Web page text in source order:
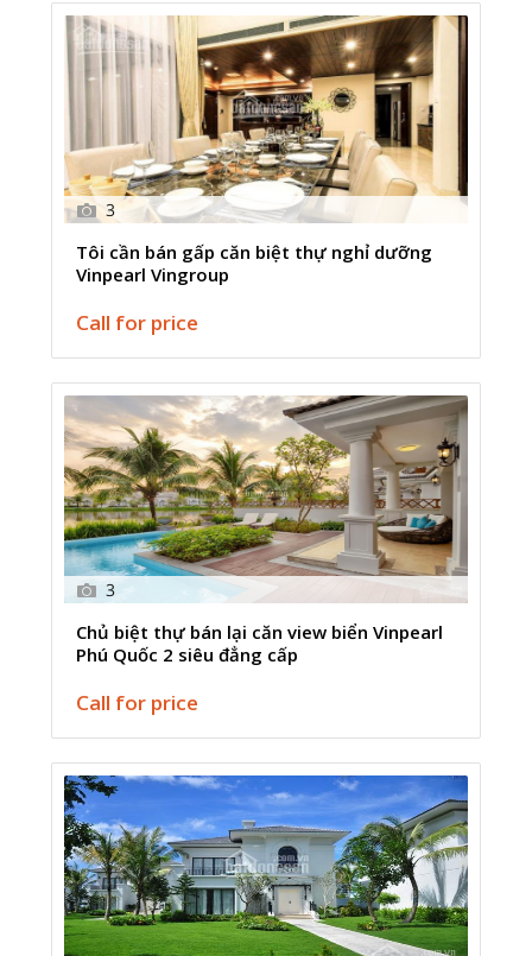
3
Tôi cần bán gấp căn biệt thự nghỉ dưỡng
Vinpearl Vingroup
Call for price
3
Chủ biệt thự bán lại căn view biển Vinpearl
Phú Quốc 2 siêu đẳng cấp
Call for price